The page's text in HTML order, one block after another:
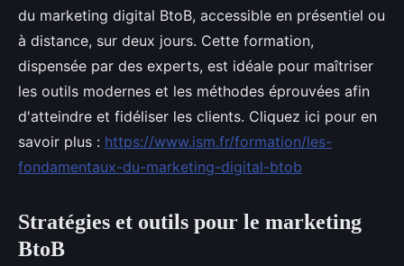
du marketing digital BtoB, accessible en présentiel ou
à distance, sur deux jours. Cette formation,
dispensée par des experts, est idéale pour maîtriser
les outils modernes et les méthodes éprouvées afin
d'atteindre et fidéliser les clients. Cliquez ici pour en
savoir plus : https://www.ism.fr/formation/les-
fondamentaux-du-marketing-digital-btob
Stratégies et outils pour le marketing
BtoB